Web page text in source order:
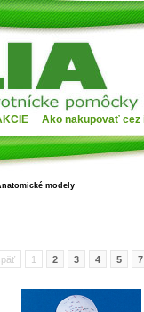
Ako nakupovať cez
modely
1 2 3 4 5 7